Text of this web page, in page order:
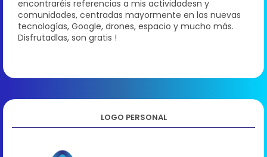
encontraréis referencias a mis actividadesn y
comunidades, centradas mayormente en las nuevas
tecnologías, Google, drones, espacio y mucho más.
Disfrutadlas, son gratis !
LOGO PERSONAL